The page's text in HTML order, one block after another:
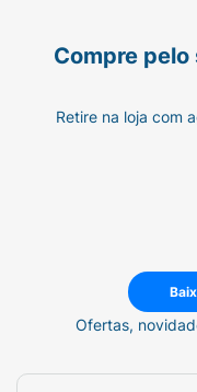
Compre
Retire na loja com
Ofertas,